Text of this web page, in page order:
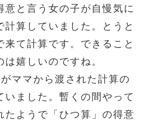
意と言う女の子が自慢気に
計算していました。とうと
来て計算です。できること
は嬉しいのですね。
ママから渡された計算の
いました。暫くの間やって
たようで「ひつ算」の得意